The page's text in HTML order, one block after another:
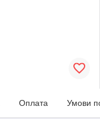
Оплата Умови